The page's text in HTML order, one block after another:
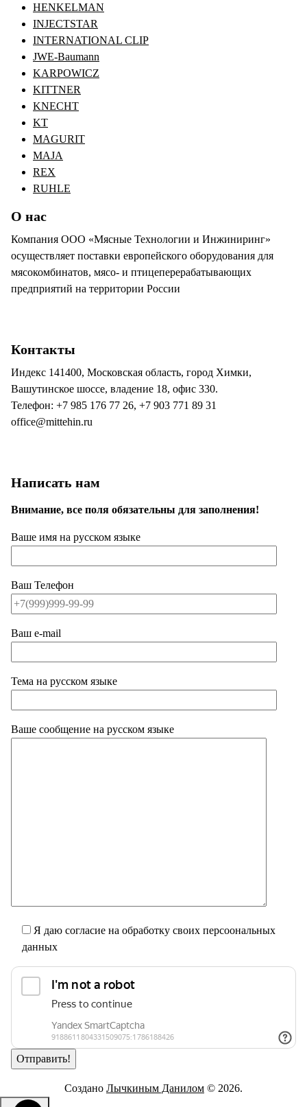
HENKELMAN
INJECTSTAR
INTERNATIONAL CLIP
JWE-Baumann
KARPOWICZ
KITTNER
KNECHT
KT
MAGURIT
MAJA
REX
RUHLE
О нас
Компания ООО «Мясные Технологии и Инжиниринг»
осуществляет поставки европейского оборудования для
мясокомбинатов, мясо- и птицеперерабатывающих
предприятий на территории России
Контакты
Индекс 141400, Московская область, город Химки,
Вашутинское шоссе, владение 18, офис 330.
Телефон: +7 985 176 77 26, +7 903 771 89 31
office@mittehin.ru
Написать нам
Внимание, все поля обязательны для заполнения!
Ваше имя на русском языке
Ваш Телефон
Ваш e-mail
Тема на русском языке
Ваше сообщение на русском языке
Я даю согласие на обработку своих персоональных
данных
Создано Лычкиным Данилом © 2026.